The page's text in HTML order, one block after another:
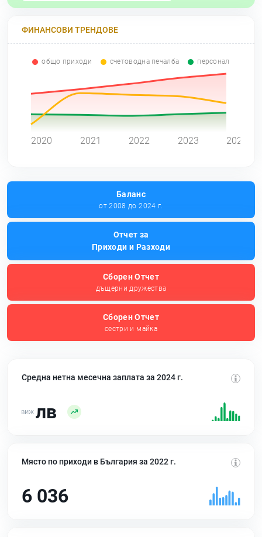
ФИНАНСОВИ ТРЕНДОВЕ
общо приходи счетоводна печалба персонал
2020 2021 2022 2023 2024
Баланс
от 2008 до 2024 г.
Отчет за
Приходи и Разходи
Сборен Отчет
дъщерни дружества
Сборен Отчет
сестри и майка
Средна нетна месечна заплата за 2024 г.
лв
Място по приходи в България за 2022 г.
6 036